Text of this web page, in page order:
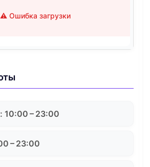
⚠️ Ошибка загрузки
10:00 – 23:00
– 23:00